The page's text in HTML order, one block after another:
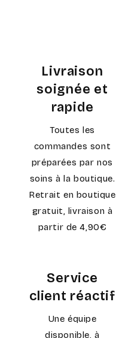
Livraison
soignée et
rapide
Toutes les
commandes sont
préparées par nos
soins à la boutique.
Retrait en boutique
gratuit, livraison à
partir de 4,90€
Service
client réactif
Une équipe
disponible, à